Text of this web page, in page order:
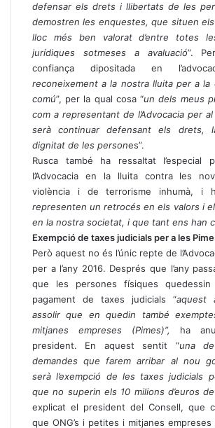
defensar els drets i llibertats de les
demostren les enquestes, que situen
lloc més ben valorat d’entre totes
jurídiques sotmeses a avaluació”.
confiança dipositada en
reconeixement a la nostra lluita per a la
comú”, per la qual cosa “un dels meus
com a representant de l’Advocacia per
serà continuar defensant els drets,
dignitat de les persones”.
Rusca també ha ressaltat l’especial
l’Advocacia en la lluita contra les
violència i de terrorisme inhumà, i
representen un retrocés en els valors i
en la nostra societat, i que tant ens han
Exempció de taxes judicials per a les
Però aquest no és l’únic repte de
per a l’any 2016. Després que l’any
que les persones físiques quedessin
pagament de taxes judicials “aquest
assolir que en quedin també
mitjanes empreses (Pimes)”,
ha
president. En aquest sentit “una
demandes que farem arribar al nou
serà l’exempció de les taxes judicials
que no superin els 10 milions d’euros
explicat el president del Consell, que
que ONG’s i petites i mitjanes